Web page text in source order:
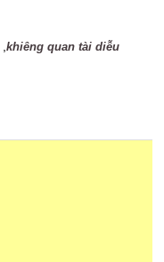
,khiêng quan tài diễu